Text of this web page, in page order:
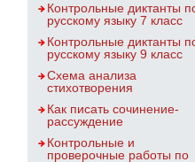
Контрольные диктанты
русскому языку 7 класс
Контрольные диктанты
русскому языку 9 класс
Схема анализа
стихотворения
Как писать сочинение-
рассуждение
Контрольные и
проверочные работы по